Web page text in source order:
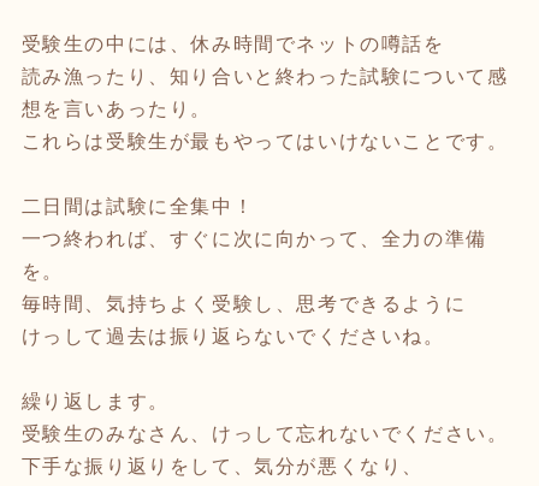
受験生の中には、休み時間でネットの噂話を
読み漁ったり、知り合いと終わった試験について感
想を言いあったり。
これらは受験生が最もやってはいけないことです。
二日間は試験に全集中！
一つ終われば、すぐに次に向かって、全力の準備
を。
毎時間、気持ちよく受験し、思考できるように
けっして過去は振り返らないでくださいね。
繰り返します。
受験生のみなさん、けっして忘れないでください。
下手な振り返りをして、気分が悪くなり、